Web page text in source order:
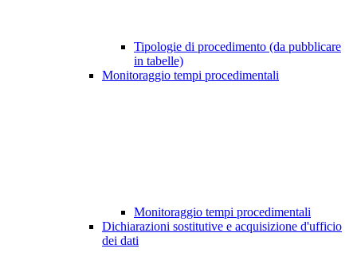
Tipologie di procedimento (da pubblicare
in tabelle)
Monitoraggio tempi procedimentali
Monitoraggio tempi procedimentali
Dichiarazioni sostitutive e acquisizione d'ufficio
dei dati